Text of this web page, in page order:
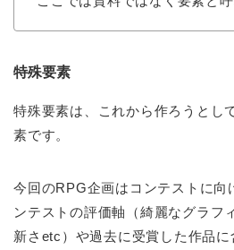
特殊要素
特殊要素は、これから作ろうとし
素です。
今回のRPG企画はコンテストに向
ンテストの評価軸（綺麗なグラフ
新さetc）や過去に受賞した作品